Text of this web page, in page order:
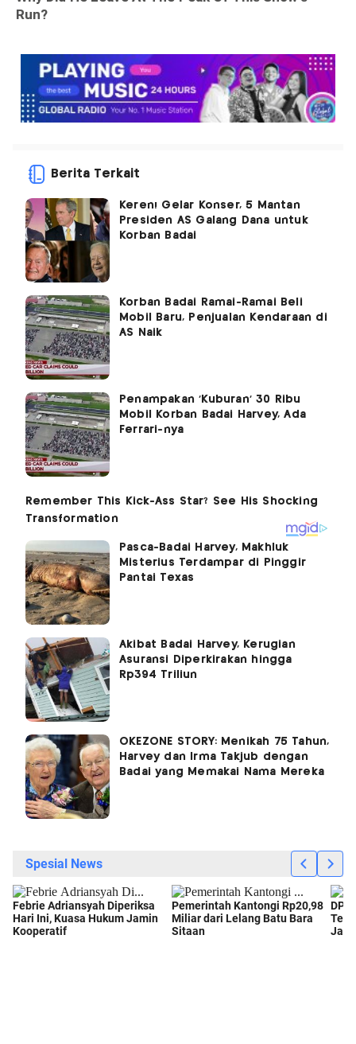
Berita Terkait
Keren! Gelar Konser, 5 Mantan
Presiden AS Galang Dana untuk
Korban Badai
Korban Badai Ramai-Ramai Beli
Mobil Baru, Penjualan Kendaraan di
AS Naik
Penampakan 'Kuburan' 30 Ribu
Mobil Korban Badai Harvey, Ada
Ferrari-nya
Pasca-Badai Harvey, Makhluk
Misterius Terdampar di Pinggir
Pantai Texas
Akibat Badai Harvey, Kerugian
Asuransi Diperkirakan hingga
Rp394 Triliun
OKEZONE STORY: Menikah 75 Tahun,
Harvey dan Irma Takjub dengan
Badai yang Memakai Nama Mereka